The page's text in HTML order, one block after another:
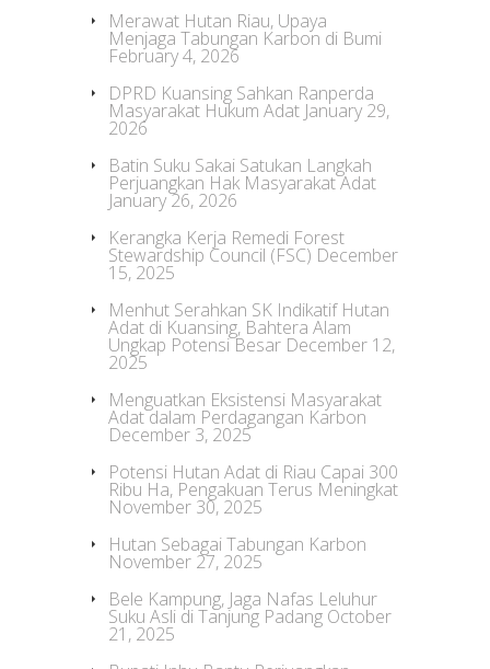
Merawat Hutan Riau, Upaya
Menjaga Tabungan Karbon di Bumi
February 4, 2026
DPRD Kuansing Sahkan Ranperda
Masyarakat Hukum Adat January 29,
2026
Batin Suku Sakai Satukan Langkah
Perjuangkan Hak Masyarakat Adat
January 26, 2026
Kerangka Kerja Remedi Forest
Stewardship Council (FSC) December
15, 2025
Menhut Serahkan SK Indikatif Hutan
Adat di Kuansing, Bahtera Alam
Ungkap Potensi Besar December 12,
2025
Menguatkan Eksistensi Masyarakat
Adat dalam Perdagangan Karbon
December 3, 2025
Potensi Hutan Adat di Riau Capai 300
Ribu Ha, Pengakuan Terus Meningkat
November 30, 2025
Hutan Sebagai Tabungan Karbon
November 27, 2025
Bele Kampung, Jaga Nafas Leluhur
Suku Asli di Tanjung Padang October
21, 2025